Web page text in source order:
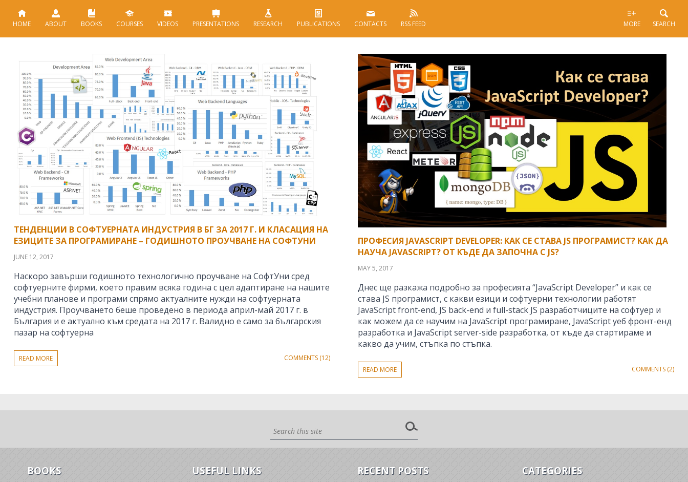
HOME ABOUT BOOKS COURSES VIDEOS PRESENTATIONS RESEARCH PUBLICATIONS CONTACTS RSS FEED SEARCH
MORE
ТЕНДЕНЦИИ В СОФТУЕРНАТА ИНДУСТРИЯ В БГ ЗА 2017 Г. И КЛАСАЦИЯ НА
ЕЗИЦИТЕ ЗА ПРОГРАМИРАНЕ – ГОДИШНОТО ПРОУЧВАНЕ НА СОФТУНИ
JUNE 12, 2017
Наскоро завърши годишното технологично проучване на СофтУни сред
софтуерните фирми, което правим всяка година с цел адаптиране на нашите
учебни планове и програми спрямо актуалните нужди на софтуерната
индустрия. Проучването беше проведено в периода април-май 2017 г. в
България и е актуално към средата на 2017 г. Валидно е само за българския
пазар на софтуерна
READ MORE COMMENTS (12)
ПРОФЕСИЯ JAVASCRIPT DEVELOPER: КАК СЕ СТАВА JS ПРОГРАМИСТ? КАК ДА
НАУЧА JAVASCRIPT? ОТ КЪДЕ ДА ЗАПОЧНА С JS?
MAY 5, 2017
Днес ще разкажа подробно за професията “JavaScript Developer” и как се
става JS програмист, с какви езици и софтуерни технологии работят
JavaScript front-end, JS back-end и full-stack JS разработчиците на софтуер и
как можем да се научим на JavaScript програмиране, JavaScript уеб фронт-енд
разработка и JavaScript server-side разработка, от къде да стартираме и
какво да учим, стъпка по стъпка.
READ MORE COMMENTS (2)
BOOKS USEFUL LINKS RECENT POSTS CATEGORIES